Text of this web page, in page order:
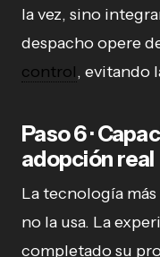
la vez, sino
despacho opere
control, evitando
Paso 6 ·
adopción real
La tecnología
no la usa. La
completado su